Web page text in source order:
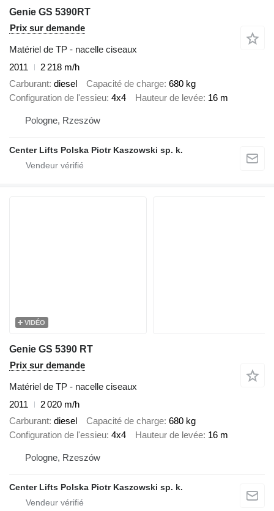
Genie GS 5390RT
Prix sur demande
Matériel de TP - nacelle ciseaux
2011
2 218 m/h
Carburant diesel Capacité de charge 680 kg
Configuration de l'essieu 4x4 Hauteur de levée 16 m
Pologne, Rzeszów
Center Lifts Polska Piotr Kaszowski sp. k.
VIDÉO
Genie GS 5390 RT
Prix sur demande
Matériel de TP - nacelle ciseaux
2011
2 020 m/h
Carburant diesel Capacité de charge 680 kg
Configuration de l'essieu 4x4 Hauteur de levée 16 m
Pologne, Rzeszów
Center Lifts Polska Piotr Kaszowski sp. k.